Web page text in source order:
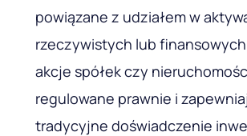
powiązane z udziałem w
rzeczywistych lub
akcje spółek czy
regulowane prawnie i
tradycyjne doświadczenie